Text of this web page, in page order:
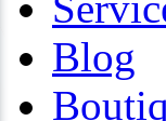
Blog